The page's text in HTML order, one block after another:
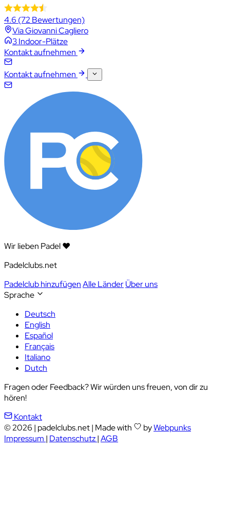
4.6 (72 Bewertungen)
Via Giovanni Cagliero
3 Indoor-Plätze
Kontakt aufnehmen
Kontakt aufnehmen
Wir lieben Padel ❤️
Padelclubs.net
Padelclub hinzufügenAlle LänderÜber uns
Sprache
Deutsch
English
Español
Français
Italiano
Dutch
Fragen oder Feedback? Wir würden uns freuen, von dir zu
hören!
Kontakt
© 2026 | padelclubs.net| Made with byWebpunks
Impressum | Datenschutz|AGB